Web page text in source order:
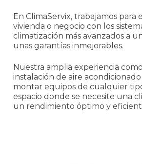
En ClimaServix, trabajamos para
vivienda o negocio con los
climatización más avanzados a
unas garantías inmejorables.
Nuestra amplia experiencia
instalación de aire
montar equipos de cualquier
espacio donde se necesite una
un rendimiento óptimo y